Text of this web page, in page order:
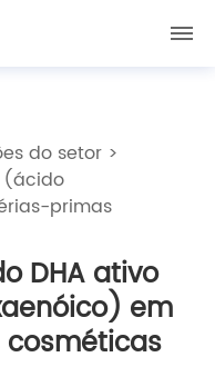
do setor >
(ácido
primas
DHA ativo
em